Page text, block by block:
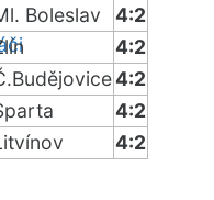
Boleslav
4:2
4:2
4:2
4:2
4:2